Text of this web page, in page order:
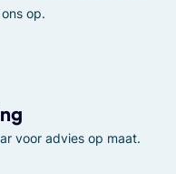
op.
voor advies op maat.